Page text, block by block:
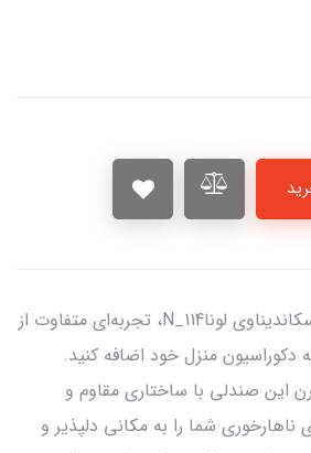
با صندلی ناهار خوری اسکاندیناوی لوناN_114، تجربه‌ای متفاوت از
منزل خود اضافه کنید.
این صندلی با ساختاری مقاوم و
شما را به مکانی دلپذیر و